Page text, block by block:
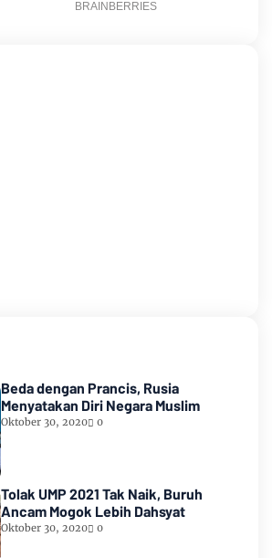
Beda dengan Prancis, Rusia
Menyatakan Diri Negara Muslim
Oktober 30, 2020 0
Tolak UMP 2021 Tak Naik, Buruh
Ancam Mogok Lebih Dahsyat
Oktober 30, 2020 0